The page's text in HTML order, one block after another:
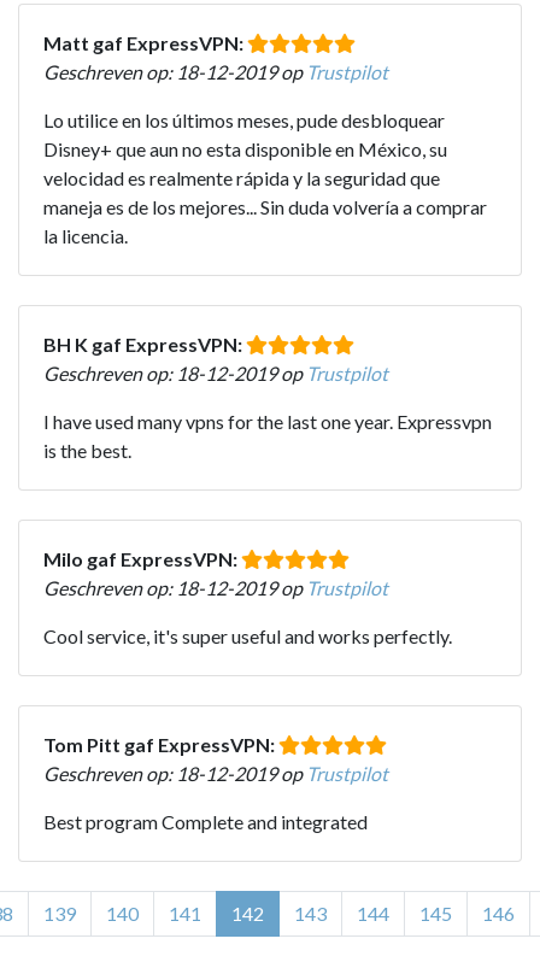
Matt gaf ExpressVPN:
Geschreven op: 18-12-2019 op Trustpilot
Lo utilice en los últimos meses, pude desbloquear
Disney+ que aun no esta disponible en México, su
velocidad es realmente rápida y la seguridad que
maneja es de los mejores... Sin duda volvería a comprar
la licencia.
BH K gaf ExpressVPN:
Geschreven op: 18-12-2019 op Trustpilot
I have used many vpns for the last one year. Expressvpn
is the best.
Milo gaf ExpressVPN:
Geschreven op: 18-12-2019 op Trustpilot
Cool service, it's super useful and works perfectly.
Tom Pitt gaf ExpressVPN:
Geschreven op: 18-12-2019 op Trustpilot
Best program Complete and integrated
139 140 141 142 143 144 145 146